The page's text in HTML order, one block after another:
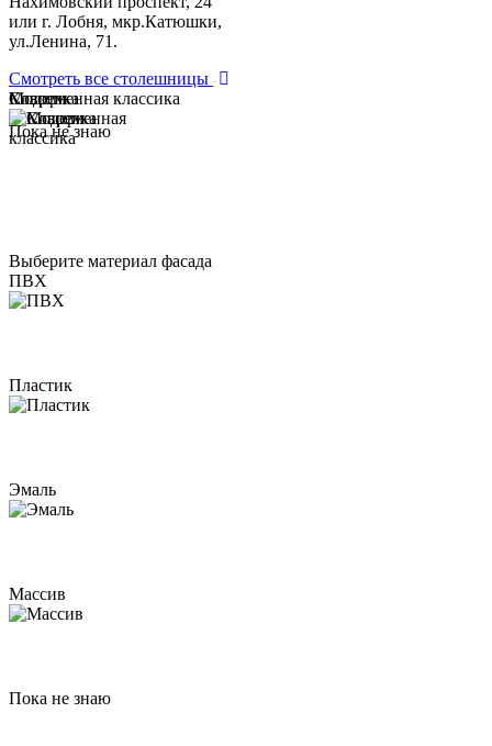
или г. Лобня, мкр.Катюшки,
ул.Ленина, 71.
Смотреть все столешницы
Модерн
Классика
Современная классика
Пока не знаю
Выберите материал фасада
ПВХ
Пластик
Эмаль
Массив
Пока не знаю